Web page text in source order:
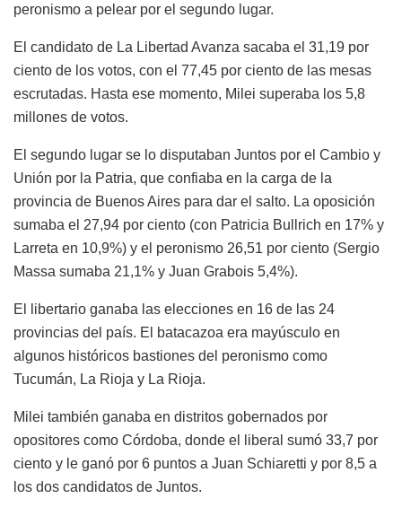
peronismo a pelear por el segundo lugar.
El candidato de La Libertad Avanza sacaba el 31,19 por
ciento de los votos, con el 77,45 por ciento de las mesas
escrutadas. Hasta ese momento, Milei superaba los 5,8
millones de votos.
El segundo lugar se lo disputaban Juntos por el Cambio y
Unión por la Patria, que confiaba en la carga de la
provincia de Buenos Aires para dar el salto. La oposición
sumaba el 27,94 por ciento (con Patricia Bullrich en 17% y
Larreta en 10,9%) y el peronismo 26,51 por ciento (Sergio
Massa sumaba 21,1% y Juan Grabois 5,4%).
El libertario ganaba las elecciones en 16 de las 24
provincias del país. El batacazoa era mayúsculo en
algunos históricos bastiones del peronismo como
Tucumán, La Rioja y La Rioja.
Milei también ganaba en distritos gobernados por
opositores como Córdoba, donde el liberal sumó 33,7 por
ciento y le ganó por 6 puntos a Juan Schiaretti y por 8,5 a
los dos candidatos de Juntos.